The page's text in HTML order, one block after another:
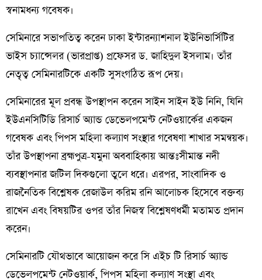
স্বনামধন্য গবেষক।
সেমিনারে সভাপতিত্ব করেন ঢাকা ইন্টারন্যাশনাল ইউনিভার্সিটির
ভাইস চ্যান্সেলর (ভারপ্রাপ্ত) প্রফেসর ড. জাহিদুল ইসলাম। তাঁর
নেতৃত্ব সেমিনারটিকে একটি সুসংগঠিত রূপ দেয়।
সেমিনারের মূল প্রবন্ধ উপস্থাপন করেন সাইন সাইন ইউ নিনি, যিনি
ইউএনসিটিডি রিসার্চ অ্যান্ড ডেভেলপমেন্ট নেটওয়ার্কের একজন
গবেষক এবং পিপস মহিলা কল্যাণ সংস্থার গবেষণা শাখার সমন্বয়ক।
তাঁর উপস্থাপনা ব্রহ্মপুত্র-যমুনা অববাহিকায় আন্তঃসীমান্ত নদী
ব্যবস্থাপনার জটিল দিকগুলো তুলে ধরে। এরপর, সাংবাদিক ও
রাজনৈতিক বিশ্লেষক রেজাউল করিম রনি আলোচক হিসেবে বক্তব্য
রাখেন এবং বিষয়টির ওপর তাঁর নিজস্ব বিশ্লেষণধর্মী মতামত প্রদান
করেন।
সেমিনারটি যৌথভাবে আয়োজন করে সি এইচ টি রিসার্চ অ্যান্ড
ডেভেলপমেন্ট নেটওয়ার্ক, পিপস মহিলা কল্যাণ সংস্থা এবং